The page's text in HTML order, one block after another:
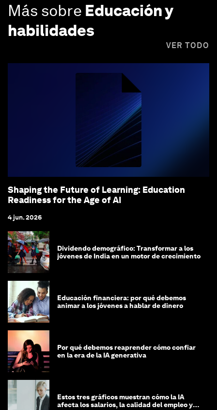
Más sobre Educación y
habilidades
VER TODO
Shaping the Future of Learning: Education
Readiness for the Age of AI
4 jun. 2026
Dividendo demográfico: Transformar a los
jóvenes de India en un motor de crecimiento
Educación financiera: por qué debemos
animar a los jóvenes a hablar de dinero
Por qué debemos reaprender cómo confiar
en la era de la IA generativa
Estos tres gráficos muestran cómo la IA
afecta los salarios, la calidad del empleo y